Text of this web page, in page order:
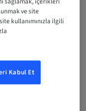
ve site
kullanımınızla ilgili
Kabul Et